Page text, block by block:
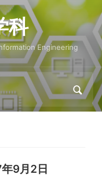
科
Engineering
9月2日